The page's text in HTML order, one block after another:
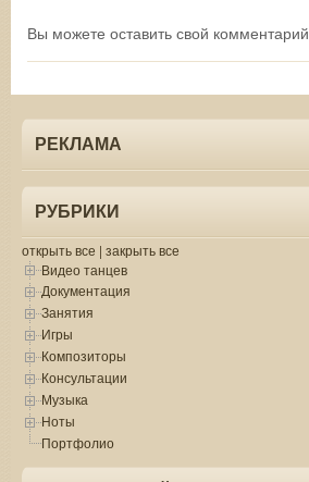
Вы можете оставить свой комментарий
РЕКЛАМА
РУБРИКИ
открыть все | закрыть все
Видео танцев
Документация
Занятия
Игры
Композиторы
Консультации
Музыка
Ноты
Портфолио